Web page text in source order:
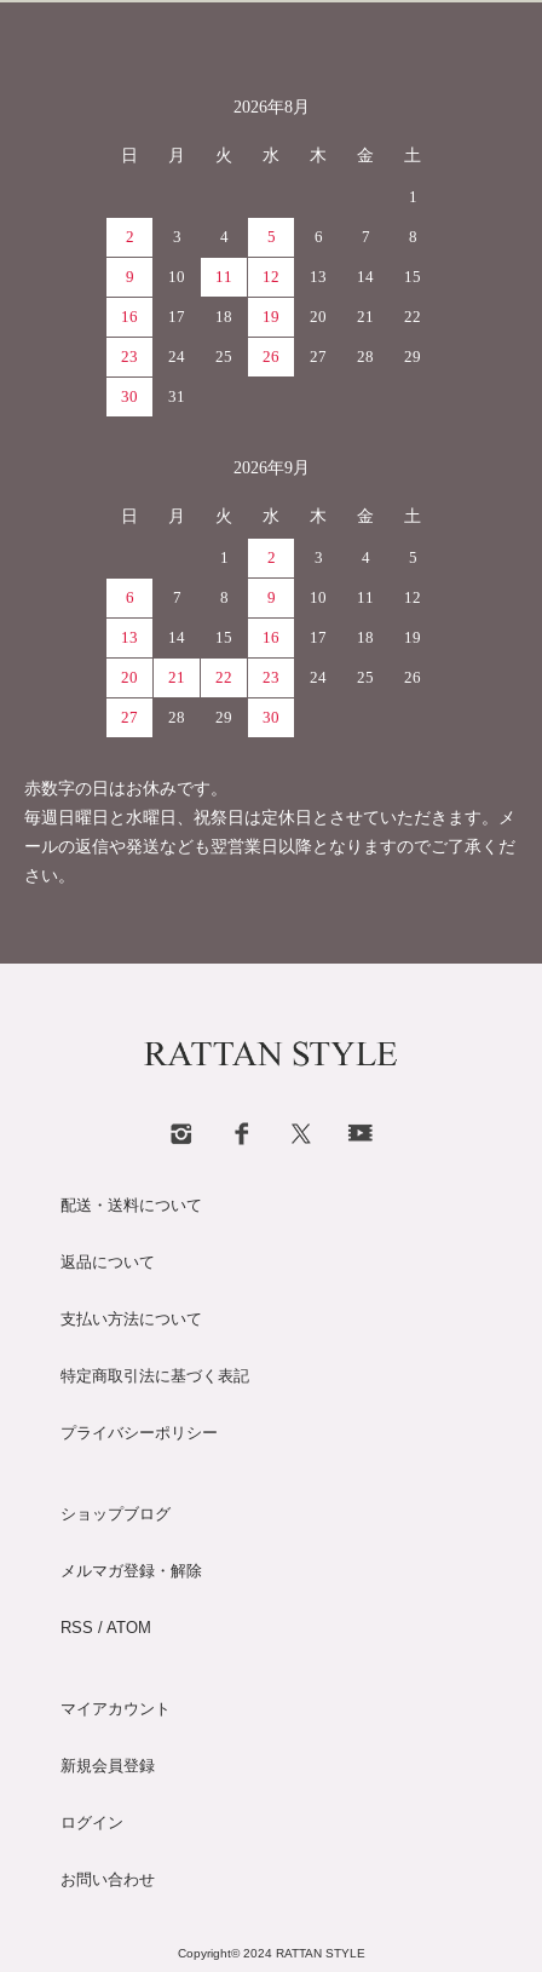
2026年8月
日 月 火 水 木 金 土
1
2 3 4 5 6 7 8
9 10 11 12 13 14 15
16 17 18 19 20 21 22
23 24 25 26 27 28 29
30 31
2026年9月
日 月 火 水 木 金 土
1 2 3 4 5
6 7 8 9 10 11 12
13 14 15 16 17 18 19
20 21 22 23 24 25 26
27 28 29 30
赤数字の日はお休みです。
毎週日曜日と水曜日、祝祭日は定休日とさせていただきます。メ
ールの返信や発送なども翌営業日以降となりますのでご了承くだ
さい。
配送・送料について
返品について
支払い方法について
特定商取引法に基づく表記
プライバシーポリシー
ショップブログ
メルマガ登録・解除
RSS / ATOM
マイアカウント
新規会員登録
ログイン
お問い合わせ
Copyright© 2024 RATTAN STYLE